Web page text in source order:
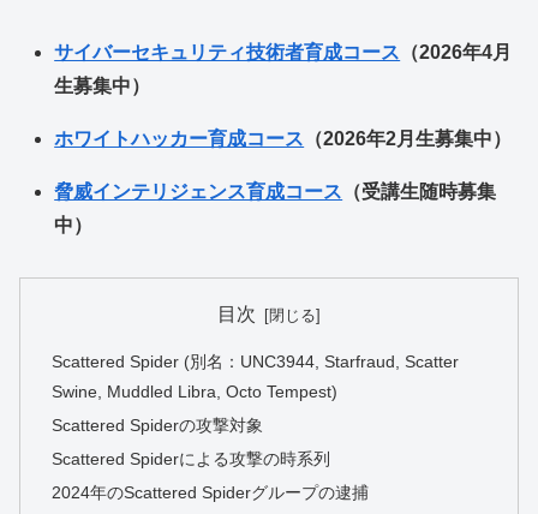
サイバーセキュリティ技術者育成コース （2026年4月
生募集中）
ホワイトハッカー育成コース （2026年2月生募集中）
脅威インテリジェンス育成コース （受講生随時募集
中）
目次
Scattered Spider (別名：UNC3944, Starfraud, Scatter
Swine, Muddled Libra, Octo Tempest)
Scattered Spiderの攻撃対象
Scattered Spiderによる攻撃の時系列
2024年のScattered Spiderグループの逮捕